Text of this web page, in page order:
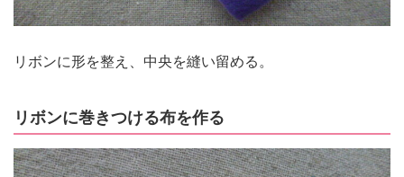
リボンに形を整え、中央を縫い留める。
リボンに巻きつける布を作る